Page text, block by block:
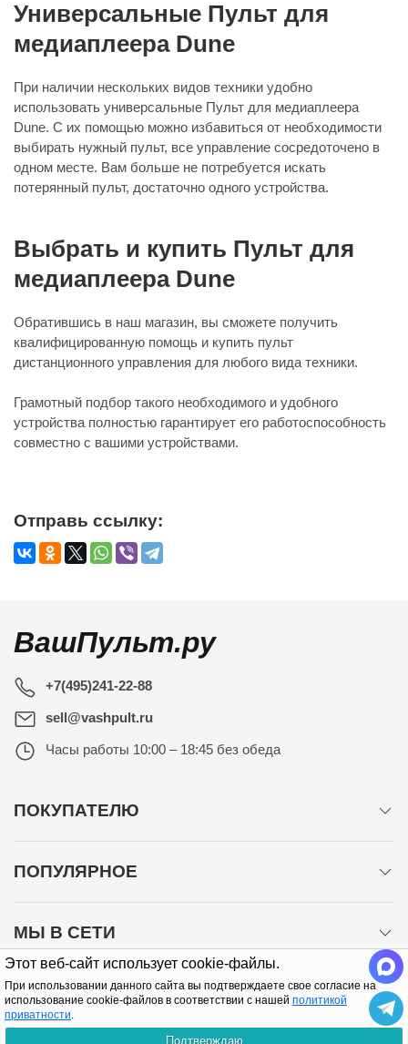
Этот веб-сайт использует cookie-файлы.
При использовании данного сайта вы подтверждаете свое согласие на
использование cookie-файлов в соответствии с нашей политикой
приватности.
Подтверждаю
Универсальные Пульт для
медиаплеера Dune
При наличии нескольких видов техники удобно
использовать универсальные Пульт для медиаплеера
Dune. С их помощью можно избавиться от необходимости
выбирать нужный пульт, все управление сосредоточено в
одном месте. Вам больше не потребуется искать
потерянный пульт, достаточно одного устройства.
Выбрать и купить Пульт для
медиаплеера Dune
Обратившись в наш магазин, вы сможете получить
квалифицированную помощь и купить пульт
дистанционного управления для любого вида техники.
Грамотный подбор такого необходимого и удобного
устройства полностью гарантирует его работоспособность
совместно с вашими устройствами.
Отправь ссылку:
ВашПульт.ру
+7(495)241-22-88
sell@vashpult.ru
Часы работы 10:00 – 18:45 без обеда
ПОКУПАТЕЛЮ
ПОПУЛЯРНОЕ
МЫ В СЕТИ